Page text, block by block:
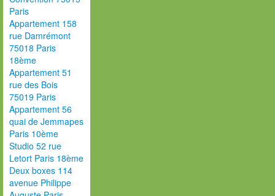
Paris
Appartement 158
rue Damrémont
75018 Paris
18ème
Appartement 51
rue des Bois
75019 Paris
Appartement 56
quai de Jemmapes
Paris 10ème
Studio 52 rue
Letort Paris 18ème
Deux boxes 114
avenue Philippe